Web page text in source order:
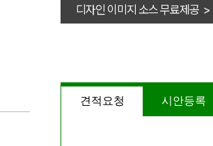
디자인 이미지 소스 무료제공 >
견적요청 시안등록